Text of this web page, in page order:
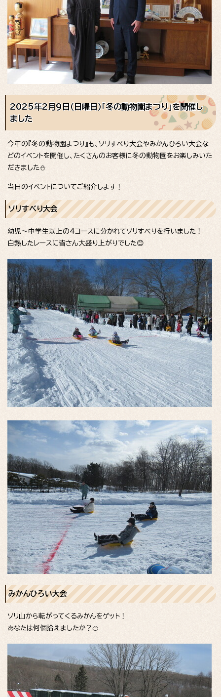
2025年2月9日（日曜日）「冬の動物園まつり」を開催し
ました
今年の『冬の動物園まつり』も、ソリすべり大会やみかんひろい大会な
どのイベントを開催し、たくさんのお客様に冬の動物園をお楽しみいた
だきました⛄
当日のイベントについてご紹介します！
ソリすべり大会
幼児～中学生以上の4コースに分かれてソリすべりを行いました！
白熱したレースに皆さん大盛り上がりでした😊
みかんひろい大会
ソリ山から転がってくるみかんをゲット！
あなたは何個拾えましたか？🍊